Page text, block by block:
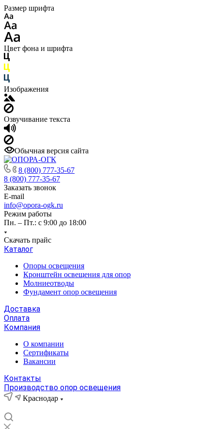
Размер шрифта
Цвет фона и шрифта
Изображения
Озвучивание текста
Обычная версия сайта
8 (800) 777-35-67
8 (800) 777-35-67
Заказать звонок
E-mail
info@opora-ogk.ru
Режим работы
Пн. – Пт.: с 9:00 до 18:00
Скачать прайс
Каталог
Опоры освещения
Кронштейн освещения для опор
Молниеотводы
Фундамент опор освещения
Доставка
Оплата
Компания
О компании
Сертификаты
Вакансии
Контакты
Производство опор освещения
Краснодар